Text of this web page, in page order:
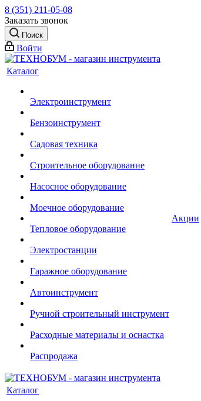
8 (351) 211-05-08
Заказать звонок
Поиск
Войти
Каталог
Электроинструмент
Бензоинструмент
Садовая техника
Строительное оборудование
Насосное оборудование
Моечное оборудование
Тепловое оборудование
Электростанции
Гаражное оборудование
Автоинструмент
Ручной строительный инструмент
Расходные материалы и оснастка
Распродажа
Акции
Каталог